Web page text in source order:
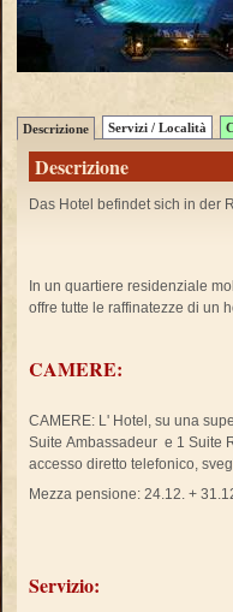
Descrizione Servizi / Località
Descrizione
Das Hotel befindet sich in der
In un quartiere residenziale
offre tutte le raffinatezze di un
CAMERE:
CAMERE: L' Hotel, su una
Suite Ambassadeur e 1 Suite
accesso diretto telefonico,
Mezza pensione: 24.12. +
Servizio: